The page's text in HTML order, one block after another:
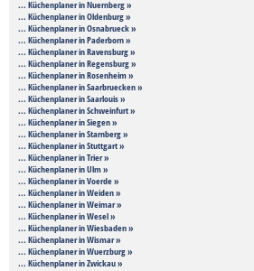
... Küchenplaner in Nuernberg »
... Küchenplaner in Oldenburg »
... Küchenplaner in Osnabrueck »
... Küchenplaner in Paderborn »
... Küchenplaner in Ravensburg »
... Küchenplaner in Regensburg »
... Küchenplaner in Rosenheim »
... Küchenplaner in Saarbruecken »
... Küchenplaner in Saarlouis »
... Küchenplaner in Schweinfurt »
... Küchenplaner in Siegen »
... Küchenplaner in Starnberg »
... Küchenplaner in Stuttgart »
... Küchenplaner in Trier »
... Küchenplaner in Ulm »
... Küchenplaner in Voerde »
... Küchenplaner in Weiden »
... Küchenplaner in Weimar »
... Küchenplaner in Wesel »
... Küchenplaner in Wiesbaden »
... Küchenplaner in Wismar »
... Küchenplaner in Wuerzburg »
... Küchenplaner in Zwickau »